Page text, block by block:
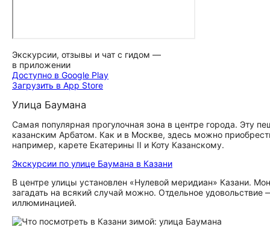
Экскурсии, отзывы и чат с гидом —
в приложении
Доступно в Google Play
Загрузить в App Store
Улица Баумана
Самая популярная прогулочная зона в центре города. Эту
казанским Арбатом. Как и в Москве, здесь можно
например, карете Екатерины II и Коту Казанскому.
Экскурсии по улице Баумана в Казани
В центре улицы установлен «Нулевой меридиан» Казани.
загадать на всякий случай можно. Отдельное
иллюминацией.